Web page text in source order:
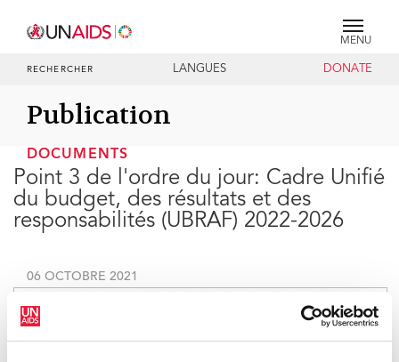
MENU
RECHERCHER LANGUES DONATE
Publication
DOCUMENTS
Point 3 de l'ordre du jour: Cadre Unifié
du budget, des résultats et des
responsabilités (UBRAF) 2022-2026
06 OCTOBRE 2021